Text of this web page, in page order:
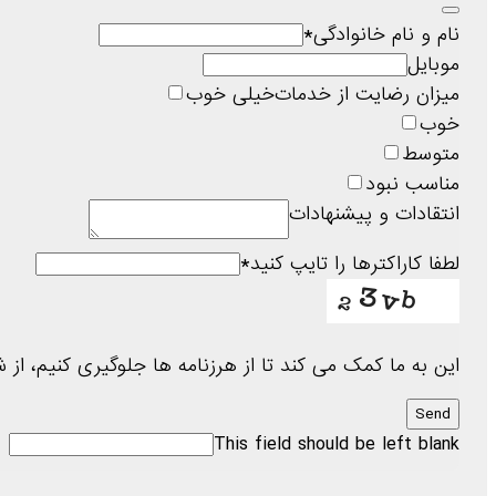
نام و نام خانوادگی*
موبایل
میزان رضایت از خدماتخیلی خوب
خوب
متوسط
مناسب نبود
انتقادات و پیشنهادات
لطفا کاراکترها را تایپ کنید*
این به ما کمک می کند تا از هرزنامه ها جلوگیری کنیم،
Send
This field should be left blank